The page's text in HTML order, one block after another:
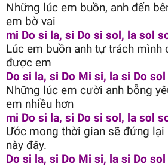
Những lúc em buồn, anh đến
em bờ vai
mi Do si la, si Do si sol, la sol
Lúc em buồn anh tự trách mình
được em
Do si la, si Do Mi si, la si Do sol
Những lúc em cười anh bỗng
em nhiều hơn
mi Do si la, si Do si sol, la sol
Ước mong thời gian sẽ đứng lại
này đây.
Do si la, si Do Mi si, la si Do sol